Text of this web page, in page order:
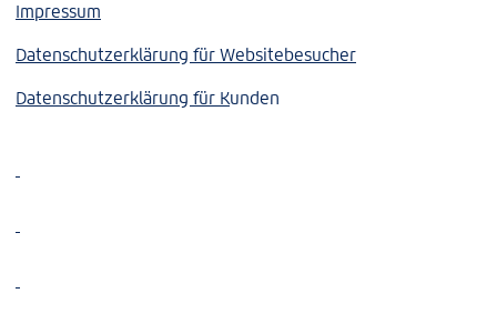
Impressum
Datenschutzerklärung für Websitebesucher
Datenschutzerklärung für Kunden